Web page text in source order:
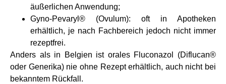
äußerlichen Anwendung;
Gyno-Pevaryl® (Ovulum): oft in Apotheken
erhältlich, je nach Fachbereich jedoch nicht immer
rezeptfrei.
Anders als in Belgien ist orales Fluconazol (Diflucan®
oder Generika) nie ohne Rezept erhältlich, auch nicht bei
bekanntem Rückfall.